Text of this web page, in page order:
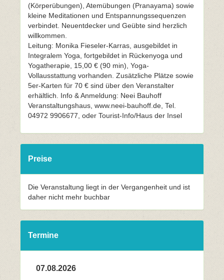
(Körperübungen), Atemübungen (Pranayama) sowie
kleine Meditationen und Entspannungssequenzen
verbindet. Neuentdecker und Geübte sind herzlich
willkommen.
Leitung: Monika Fieseler-Karras, ausgebildet in
Integralem Yoga, fortgebildet in Rückenyoga und
Yogatherapie, 15,00 € (90 min), Yoga-
Vollausstattung vorhanden. Zusätzliche Plätze sowie
5er-Karten für 70 € sind über den Veranstalter
erhältlich. Info & Anmeldung: Neei Bauhoff
Veranstaltungshaus, www.neei-bauhoff.de, Tel.
04972 9906677, oder Tourist-Info/Haus der Insel
Preise
Die Veranstaltung liegt in der Vergangenheit und ist
daher nicht mehr buchbar
Termine
07.08.2026